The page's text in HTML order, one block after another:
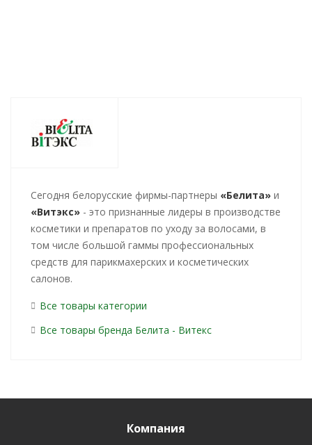
Cегодня белорусские фирмы-партнеры «Белита» и
«Витэкс» - это признанные лидеры в производстве
косметики и препаратов по уходу за волосами, в
том числе большой гаммы профессиональных
средств для парикмахерских и косметических
салонов.
Все товары категории
Все товары бренда Белита - Витекс
Компания